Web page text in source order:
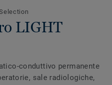
LIGHT
conduttivo permanente
sale radiologiche,